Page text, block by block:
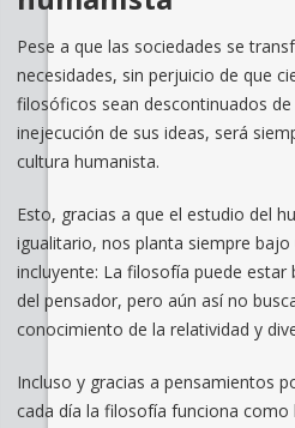
Pese a que las sociedades se
necesidades, sin perjuicio de que
filosóficos sean descontinuados
inejecución de sus ideas, será
cultura humanista.
Esto, gracias a que el estudio del
igualitario, nos planta siempre
incluyente: La filosofía puede
del pensador, pero aún así no
conocimiento de la relatividad y
Incluso y gracias a pensamientos
cada día la filosofía funciona